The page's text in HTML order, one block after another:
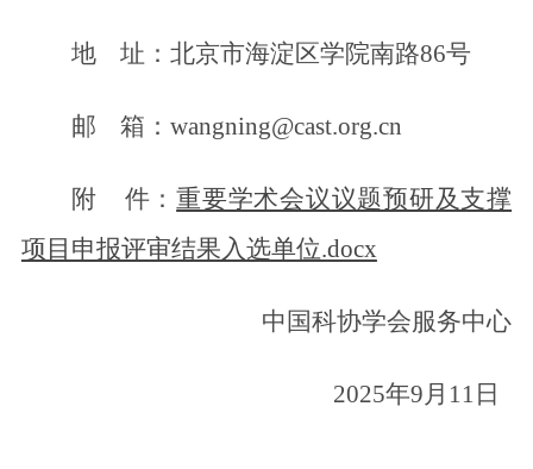
地 址：北京市海淀区学院南路86号
邮 箱：wangning@cast.org.cn
附 件：重要学术会议议题预研及支撑
项目申报评审结果入选单位.docx
中国科协学会服务中心
2025年9月11日